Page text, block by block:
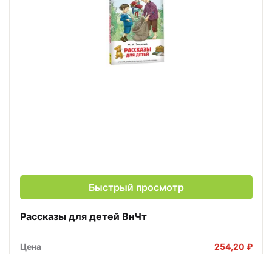
Быстрый просмотр
Рассказы для детей ВнЧт
Цена 254,20 ₽